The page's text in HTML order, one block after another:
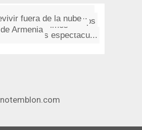
las Memorias
por las que me gu...
rasantes espectacu...
La mafia de la Bolsa
Fotos en Google Maps
Mac OS X Mountain...
Números primos
Tom Sawyer
fuera de la nube
Armenia